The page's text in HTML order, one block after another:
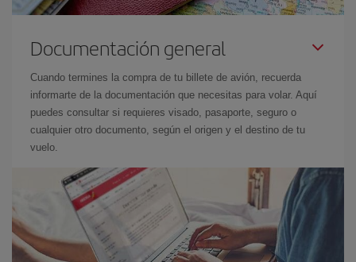
Documentación general
Cuando termines la compra de tu billete de avión, recuerda
informarte de la documentación que necesitas para volar. Aquí
puedes consultar si requieres visado, pasaporte, seguro o
cualquier otro documento, según el origen y el destino de tu
vuelo.